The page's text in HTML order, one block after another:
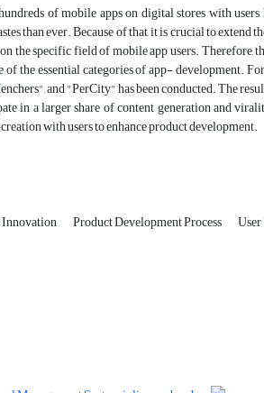
of mobile apps on digital stores with
than ever. Because of that, it is crucial to
the specific field of mobile app users. Therefore,
of the essential categories of app- development.
and "PerCity" has been conducted. The
in a larger share of content generation and
with users to enhance product development.
Product Development Process